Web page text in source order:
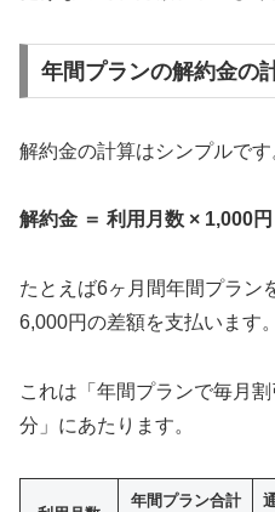
年間プランの解約金の
解約金の計算はシンプルです
解約金 ＝ 利用月数 × 1,000円
たとえば6ヶ月間年間プラン
6,000円の差額を支払います。
これは「年間プランで毎月
分」にあたります。
年間プラン合計